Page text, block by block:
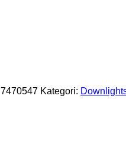
7470547 Kategori: